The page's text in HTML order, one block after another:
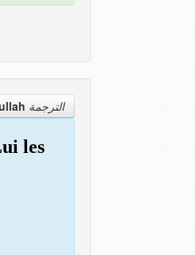
الترجمة Translation
les